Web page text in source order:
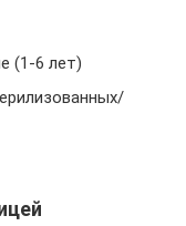
(1-6 лет)